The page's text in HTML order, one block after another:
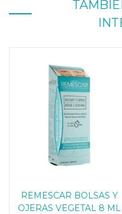
REMESCAR BOLSAS Y
OJERAS VEGETAL 8 ML